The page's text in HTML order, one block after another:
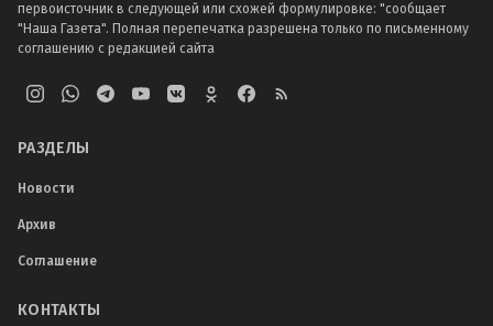
первоисточник в следующей или схожей формулировке: "сообщает
"Наша Газета". Полная перепечатка разрешена только по письменному
соглашению с редакцией сайта
РАЗДЕЛЫ
Новости
Архив
Соглашение
КОНТАКТЫ